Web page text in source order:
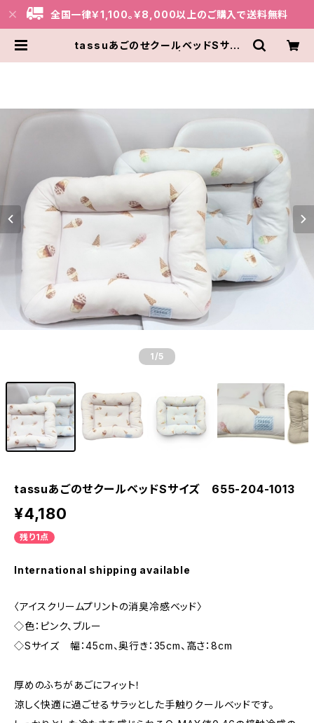
全国一律￥1,100。￥8,000以上のご購入で送料無料
tassuあごのせクールベッドSサイ
1 /5
tassuあごのせクールベッドSサイズ 655-204-1013
¥4,180
残り1点
International shipping available
〈アイスクリームプリントの消臭冷感ベッド〉
◇色：ピンク、ブルー
◇Sサイズ 幅：45cm、奥行き：35cm、高さ：8cm
厚めのふちがあごにフィット！
涼しく快適に過ごせるサラッとした手触りクールベッドです。